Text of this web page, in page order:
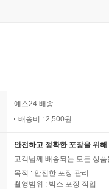
예스24 배송
배송비 : 2,500원
안전하고 정확한 포장을 위
고객님께 배송되는 모든 상
목적 : 안전한 포장 관리
촬영범위 : 박스 포장 작업